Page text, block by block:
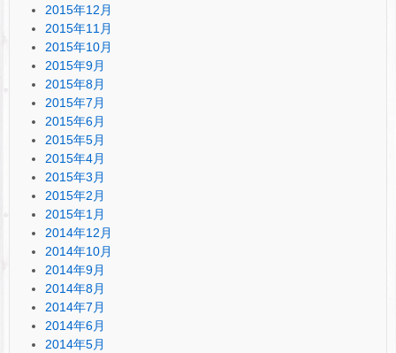
2015年12月
2015年11月
2015年10月
2015年9月
2015年8月
2015年7月
2015年6月
2015年5月
2015年4月
2015年3月
2015年2月
2015年1月
2014年12月
2014年10月
2014年9月
2014年8月
2014年7月
2014年6月
2014年5月